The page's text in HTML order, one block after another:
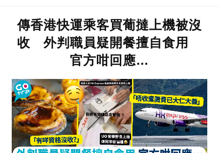
傳香港快運乘客買葡撻上機被沒
收 外判職員疑開餐擅自食用
官方咁回應…